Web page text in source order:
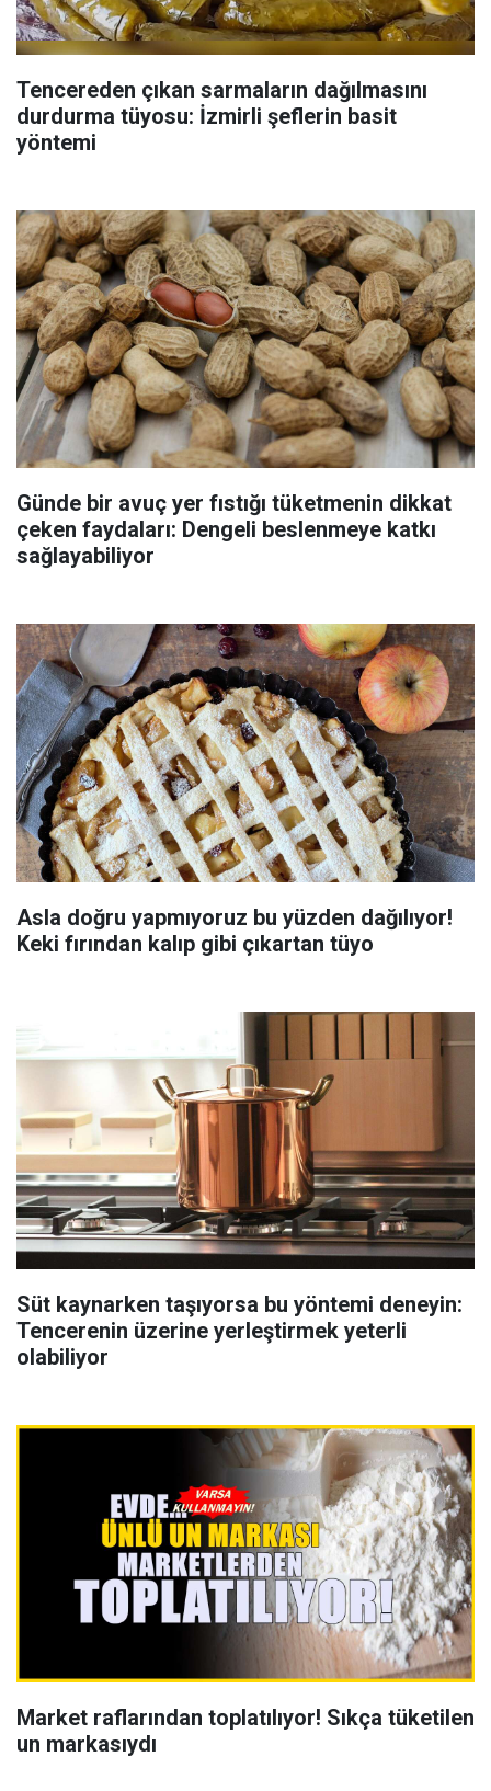
Tencereden çıkan sarmaların dağılmasını
durdurma tüyosu: İzmirli şeflerin basit
yöntemi
Günde bir avuç yer fıstığı tüketmenin dikkat
çeken faydaları: Dengeli beslenmeye katkı
sağlayabiliyor
Asla doğru yapmıyoruz bu yüzden dağılıyor!
Keki fırından kalıp gibi çıkartan tüyo
Süt kaynarken taşıyorsa bu yöntemi deneyin:
Tencerenin üzerine yerleştirmek yeterli
olabiliyor
Market raflarından toplatılıyor! Sıkça tüketilen
un markasıydı